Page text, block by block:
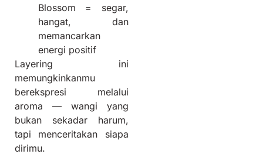
Blossom = segar,
hangat, dan
memancarkan
energi positif
Layering ini
memungkinkanmu
berekspresi melalui
aroma — wangi yang
bukan sekadar harum,
tapi menceritakan siapa
dirimu.